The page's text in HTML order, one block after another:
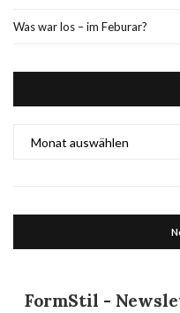
Was war los – im Feburar?
FormStil -